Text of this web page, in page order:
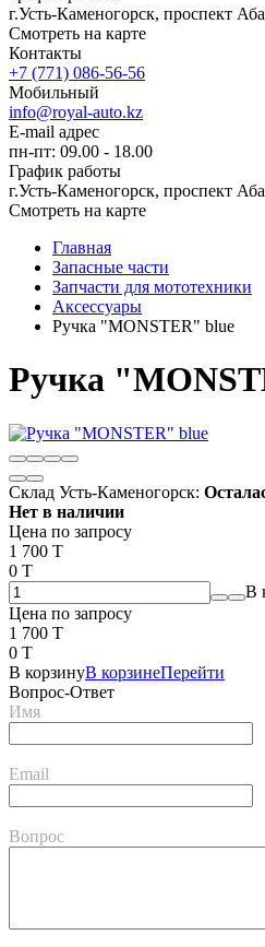
г.Усть-Каменогорск, проспект
Смотреть на карте
Контакты
+7 (771) 086-56-56
Мобильный
info@royal-auto.kz
E-mail адрес
пн-пт: 09.00 - 18.00
График работы
г.Усть-Каменогорск, проспект
Смотреть на карте
Главная
Запасные части
Запчасти для мототехники
Аксессуары
Ручка "MONSTER" blue
Ручка
Склад Усть-Каменогорск:
Нет в наличии
Цена по запросу
1 700 T
0 T
В
Цена по запросу
1 700 T
0 T
В корзинуВ корзинеПерейти
Вопрос-Ответ
Имя
Email
Вопрос